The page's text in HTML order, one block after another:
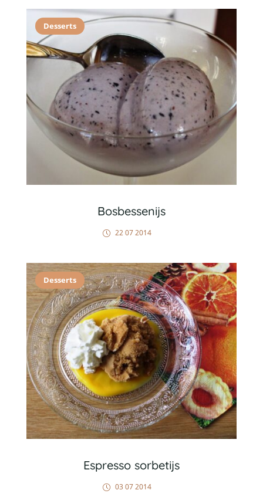
Desserts
Bosbessenijs
22 07 2014
Desserts
Espresso sorbetijs
03 07 2014